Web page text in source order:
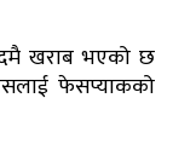
खराब भएको छ
फेसप्याकको